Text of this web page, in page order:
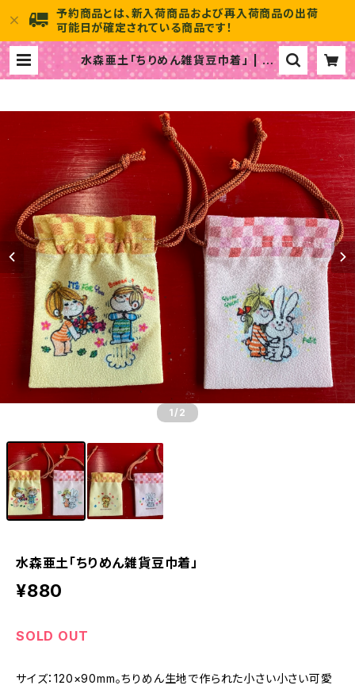
予約商品とは、新入荷商品および再入荷商品の出荷
可能日が確定されている商品です！
水森亜土「ちりめん雑貨豆巾着」 | 水
森亜土のおもちゃ箱画廊 official
1 /2
水森亜土「ちりめん雑貨豆巾着」
¥880
SOLD OUT
サイズ：120×90mm。ちりめん生地で作られた小さい小さい可愛